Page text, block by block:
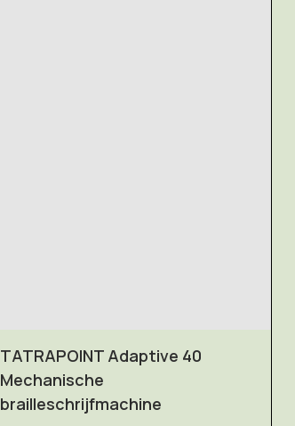
TATRAPOINT Adaptive 40
Mechanische
brailleschrijfmachine